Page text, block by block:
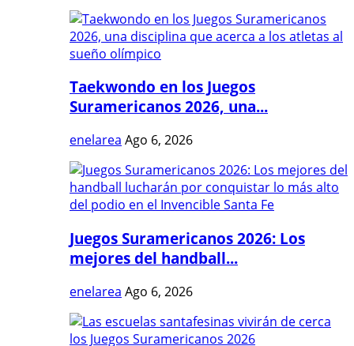
Taekwondo en los Juegos
Suramericanos 2026, una...
enelarea Ago 6, 2026
Juegos Suramericanos 2026: Los
mejores del handball...
enelarea Ago 6, 2026